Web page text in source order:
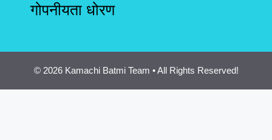
गोपनीयता धोरण
© 2026 Kamachi Batmi Team • All Rights Reserved!